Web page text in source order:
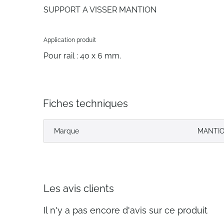
SUPPORT A VISSER MANTION
Application produit
Pour rail : 40 x 6 mm.
Fiches techniques
Marque
Les avis clients
Il n'y a pas encore d'avis sur ce produit